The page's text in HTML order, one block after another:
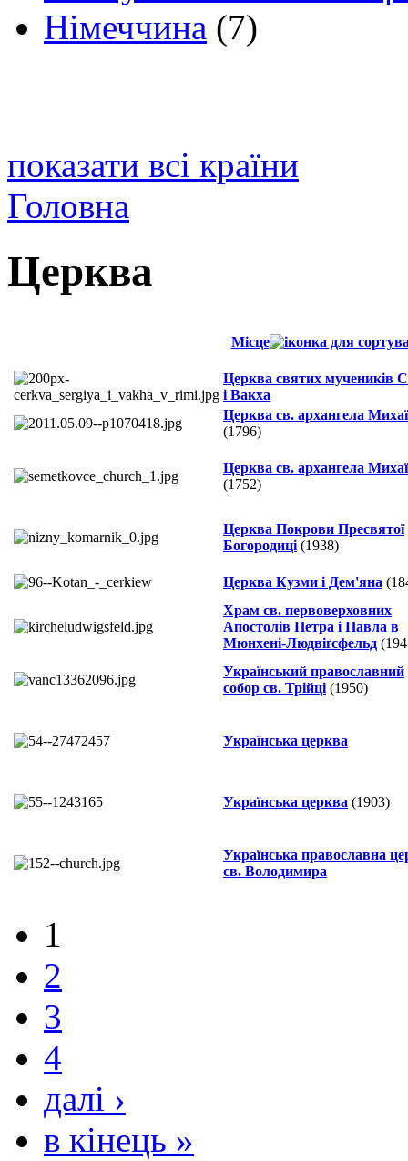
Німеччина (7)
показати всі країни
Головна
Церква
Місце
Церква святих мучеників
і Вакха
Церква св. архангела
(1796)
Церква св. архангела
(1752)
Церква Покрови Пресвятої
Богородиці (1938)
Церква Кузми і Дем'яна
Храм св. первоверховних
Апостолів Петра і Павла в
Мюнхенi-Людвіґсфельд
Український православний
собор св. Трійці (1950)
Українська церква
Українська церква (1903)
Українська православна
св. Володимира
1
2
3
4
далі ›
в кінець »